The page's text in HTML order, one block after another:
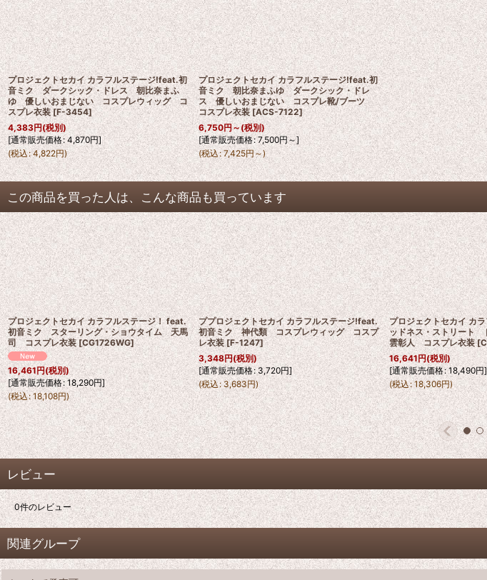
プロジェクトセカイ カラフルステージ!feat.初
音ミク ダークシック・ドレス 朝比奈まふ
ゆ 優しいおまじない コスプレウィッグ コ
スプレ衣装 [F-3454]
4,383円(税別)
[通常販売価格: 4,870円]
(税込: 4,822円)
プロジェクトセカイ カラフルステージ!feat.初
音ミク 朝比奈まふゆ ダークシック・ドレ
ス 優しいおまじない コスプレ靴/ブーツ
コスプレ衣装 [ACS-7122]
6,750円～(税別)
[通常販売価格: 7,500円～]
(税込: 7,425円～)
この商品を買った人は、こんな商品も買っています
プロジェクトセカイ カラフルステージ！ feat.
初音ミク スターリング・ショウタイム 天馬
司 コスプレ衣装 [CG1726WG]
16,461円(税別)
[通常販売価格: 18,290円]
(税込: 18,108円)
ププロジェクトセカイ カラフルステージ!feat.
初音ミク 神代類 コスプレウィッグ コスプ
レ衣装 [F-1247]
3,348円(税別)
[通常販売価格: 3,720円]
(税込: 3,683円)
プロジェクトセカイ カ
ッドネス・ストリート
雲彰人 コスプレ衣装 [
16,641円(税別)
[通常販売価格: 18,490円]
(税込: 18,306円)
レビュー
0件のレビュー
関連グループ